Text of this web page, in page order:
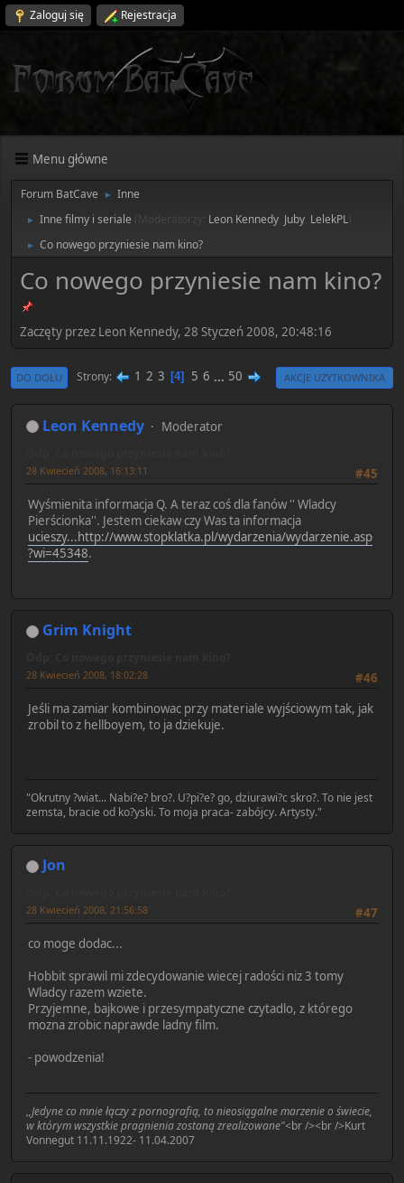
Zaloguj się Rejestracja
Menu główne
Forum BatCave ► Inne
► Inne filmy i seriale Leon Kennedy Juby LelekPL
► Co nowego przyniesie nam kino?
Co nowego przyniesie nam kino?
Zaczęty przez Leon Kennedy, 28 Styczeń 2008, 20:48:16
DO DOŁU Strony 1 2 3 4 5 6 ... 50 AKCJE UŻYTKOWNIKA
Leon Kennedy Moderator
#45
28 Kwiecień 2008, 16:13:11
Wyśmienita informacja Q. A teraz coś dla fanów '' Wladcy
Pierścionka''. Jestem ciekaw czy Was ta informacja
ucieszy...http://www.stopklatka.pl/wydarzenia/wydarzenie.asp
?wi=45348.
Grim Knight
#46
28 Kwiecień 2008, 18:02:28
Jeśli ma zamiar kombinowac przy materiale wyjściowym tak, jak
zrobil to z hellboyem, to ja dziekuje.
"Okrutny ?wiat... Nabi?e? bro?. U?pi?e? go, dziurawi?c skro?. To nie jest
zemsta, bracie od ko?yski. To moja praca- zabójcy. Artysty."
Jon
#47
28 Kwiecień 2008, 21:56:58
co moge dodac...
Hobbit sprawil mi zdecydowanie wiecej radości niz 3 tomy
Wladcy razem wziete.
Przyjemne, bajkowe i przesympatyczne czytadlo, z którego
mozna zrobic naprawde ladny film.
- powodzenia!
,,Jedyne co mnie łączy z pornografią, to nieosiągalne marzenie o świecie,
w którym wszystkie pragnienia zostaną zrealizowane"<br /><br />Kurt
Vonnegut 11.11.1922- 11.04.2007